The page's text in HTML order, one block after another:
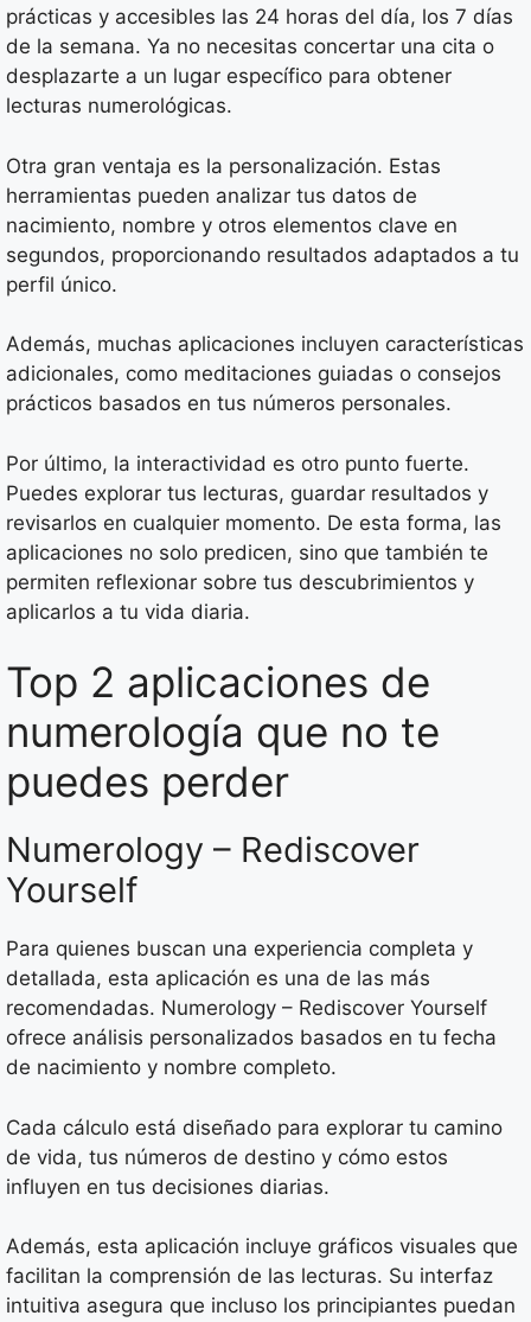
prácticas y accesibles las 24 horas del día, los 7 días
de la semana. Ya no necesitas concertar una cita o
desplazarte a un lugar específico para obtener
lecturas numerológicas.
Otra gran ventaja es la personalización. Estas
herramientas pueden analizar tus datos de
nacimiento, nombre y otros elementos clave en
segundos, proporcionando resultados adaptados a tu
perfil único.
Además, muchas aplicaciones incluyen características
adicionales, como meditaciones guiadas o consejos
prácticos basados en tus números personales.
Por último, la interactividad es otro punto fuerte.
Puedes explorar tus lecturas, guardar resultados y
revisarlos en cualquier momento. De esta forma, las
aplicaciones no solo predicen, sino que también te
permiten reflexionar sobre tus descubrimientos y
aplicarlos a tu vida diaria.
Top 2 aplicaciones de
numerología que no te
puedes perder
Numerology – Rediscover
Yourself
Para quienes buscan una experiencia completa y
detallada, esta aplicación es una de las más
recomendadas. Numerology – Rediscover Yourself
ofrece análisis personalizados basados en tu fecha
de nacimiento y nombre completo.
Cada cálculo está diseñado para explorar tu camino
de vida, tus números de destino y cómo estos
influyen en tus decisiones diarias.
Además, esta aplicación incluye gráficos visuales que
facilitan la comprensión de las lecturas. Su interfaz
intuitiva asegura que incluso los principiantes puedan